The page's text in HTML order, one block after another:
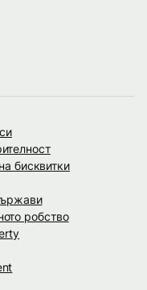
бисквитки
робство